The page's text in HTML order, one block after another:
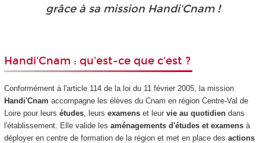
grâce à sa mission Handi'Cnam !
Handi'Cnam : qu'est-ce que c'est ?
Conformément à l'article 114 de la loi du 11 février 2005, la mission
Handi'Cnam accompagne les élèves du Cnam en région Centre-Val de
Loire pour leurs études, leurs examens et leur vie au quotidiendans
l'établissement. Elle valide les aménagements d'études et examensà
déployer en centre de formation de la région et met en place des actions